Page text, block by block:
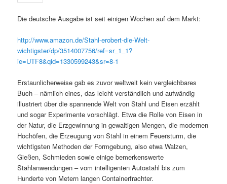
Die deutsche Ausgabe ist seit einigen Wochen auf dem Markt:
http://www.amazon.de/Stahl-erobert-die-Welt-
wichtigster/dp/3514007756/ref=sr_1_1?
ie=UTF8&qid=1330599243&sr=8-1
Erstaunlicherweise gab es zuvor weltweit kein vergleichbares
Buch – nämlich eines, das leicht verständlich und aufwändig
illustriert über die spannende Welt von Stahl und Eisen erzählt
und sogar Experimente vorschlägt. Etwa die Rolle von Eisen in
der Natur, die Erzgewinnung in gewaltigen Mengen, die modernen
Hochöfen, die Erzeugung von Stahl in einem Feuersturm, die
wichtigsten Methoden der Formgebung, also etwa Walzen,
Gießen, Schmieden sowie einige bemerkenswerte
Stahlanwendungen – vom intelligenten Autostahl bis zum
Hunderte von Metern langen Containerfrachter.